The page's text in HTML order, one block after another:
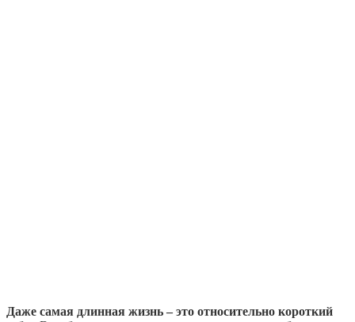
Даже самая длинная жизнь – это относительно короткий